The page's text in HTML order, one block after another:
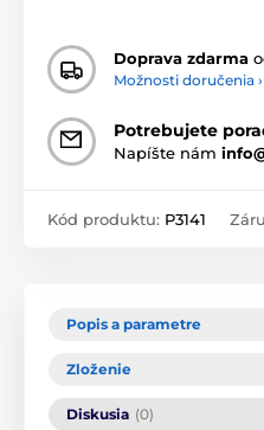
Doprava zdarma
Možnosti doručenia ›
Potrebujete
Napíšte nám
Kód produktu: P3141
Popis a parametre
Zloženie
Diskusia (0)